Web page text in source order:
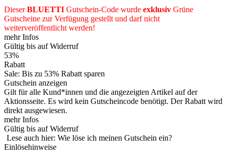
DieserBLUETTI Gutschein-Code wurde exklusiv Grüne
Gutscheine zur Verfügung gestellt und darf nicht
weiterveröffentlicht werden!
mehr Infos
Gültig bis auf Widerruf
53%
Rabatt
Sale: Bis zu 53% Rabatt sparen
Gutschein anzeigen
Gilt für alle Kund*innen und die angezeigten Artikel auf der
Aktionsseite. Es wird kein Gutscheincode benötigt. Der Rabatt wird
direkt ausgewiesen.
mehr Infos
Gültig bis auf Widerruf
Lese auch hier: Wie löse ich meinen Gutschein ein?
Einlösehinweise